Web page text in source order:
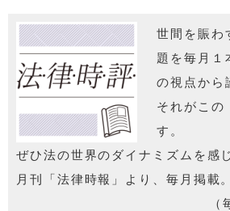
世間を賑わ
題を毎月１
の視点から
それがこの
す。
ぜひ法の世界のダイナミズムを感
月刊「法律時報」より、毎月掲載。